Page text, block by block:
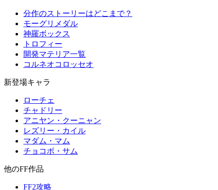
分作のストーリーはどこまで？
モーグリメダル
神羅ボックス
トロフィー
開発マテリア一覧
コルネオコロッセオ
新登場キャラ
ローチェ
チャドリー
アニヤン・クーニャン
レズリー・カイル
マダム・マム
チョコボ・サム
他のFF作品
FF2攻略